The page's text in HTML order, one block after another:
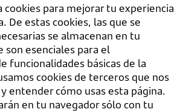
cookies para mejorar tu experiencia
De estas cookies, las que se
se almacenan en tu
son esenciales para el
funcionalidades básicas de la
cookies de terceros que nos
entender cómo usas esta página.
en tu navegador sólo con tu